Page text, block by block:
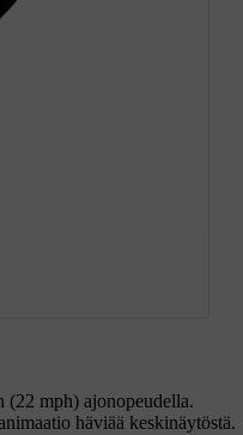
(22 mph) ajonopeudella.
häviää keskinäytöstä.